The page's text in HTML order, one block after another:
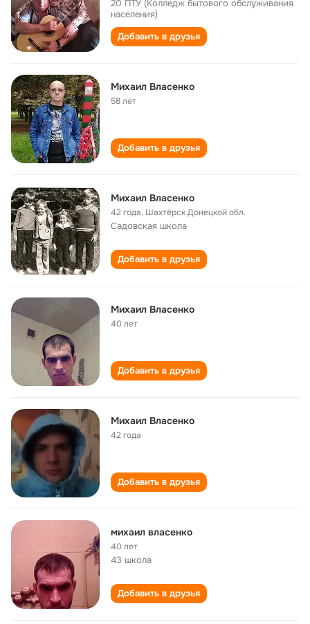
20 ПТУ (Колледж бытового обслуживания
населения)
Добавить в друзья
Михаил Власенко
58 лет
Добавить в друзья
Михaил Влaсeнко
42 года, Шaхтёрск Донeцкой обл.
Садовская школа
Добавить в друзья
Михаил Власенко
40 лет
Добавить в друзья
Михаил Власенко
42 года
Добавить в друзья
михаил власенко
40 лет
43 школа
Добавить в друзья